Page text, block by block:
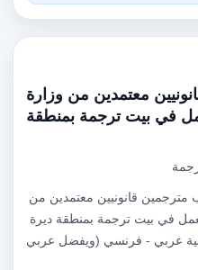
معتمدين من وزارة
في بيت ترجمة بمنطقة
مترجمين قانونيين معتمدين من
في بيت ترجمة بمنطقة ديرة
عربي - فرنسي (ويفضل عربي